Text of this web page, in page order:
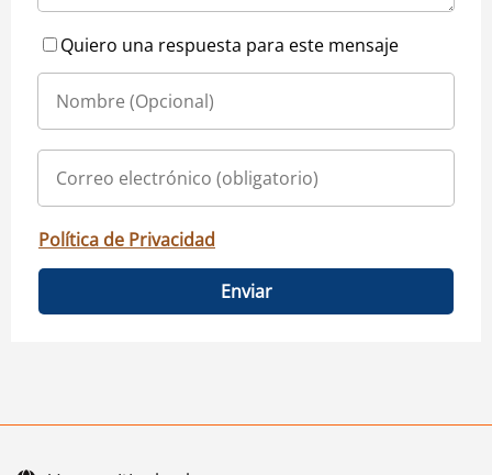
Quiero una respuesta para este mensaje
Política de Privacidad
Enviar